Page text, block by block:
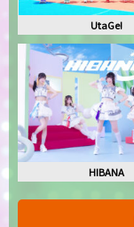
UtaGe!
HIBANA